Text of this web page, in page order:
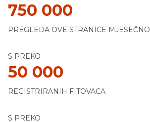
750 000
PREGLEDA OVE STRANICE MJESEČNO
S PREKO
50 000
REGISTRIRANIH FITOVACA
S PREKO